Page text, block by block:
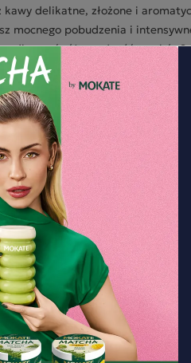
kawy delikatne, złożone i
mocnego pobudzenia i
odkrywać różnorodność
na www.mokate.com.pl i zrób
kubek kawy kubkowi nie jest
rodzaju celebracja. W zależności
Wybór idealnej kawy to nie
na pewno łatwiej znajdziesz
doboru kawy: https://
kawę wybierasz dla siebie?
974 975 14]
Ewelina
Ewelina jest częścią
W swoich artykułach dzieli
kawą i herbatą.